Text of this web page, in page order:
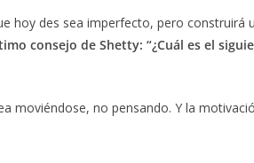
hoy des sea imperfecto, pero construirá
consejo de Shetty: “¿Cuál es el
moviéndose, no pensando. Y la